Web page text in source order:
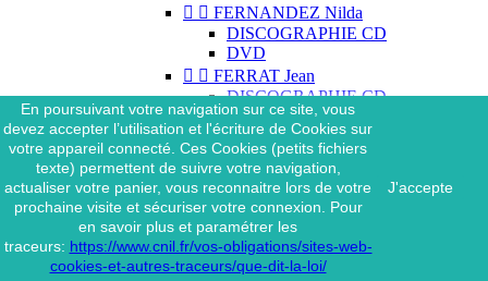
  FERNANDEZ Nilda
DISCOGRAPHIE CD
DVD
  FERRAT Jean
DISCOGRAPHIE CD
DISCOGRAPHIE 45 TOURS
DISCOGRAPHIE 33 TOURS
DVD
MAGAZINE
  FERRAT Jean & SES
INTERPRÈTES
DISCOGRAPHIE CD
  FERRÉ Léo
En poursuivant votre navigation sur ce site, vous
devez accepter l’utilisation et l'écriture de Cookies sur
votre appareil connecté. Ces Cookies (petits fichiers
texte) permettent de suivre votre navigation,
actualiser votre panier, vous reconnaitre lors de votre
prochaine visite et sécuriser votre connexion. Pour
en savoir plus et paramétrer les
traceurs: https://www.cnil.fr/vos-obligations/sites-web-
cookies-et-autres-traceurs/que-dit-la-loi/
J'accepte